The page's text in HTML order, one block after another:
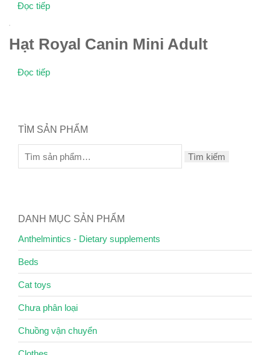
Đọc tiếp
Hạt Royal Canin Mini Adult
Đọc tiếp
TÌM SẢN PHẨM
Tìm kiếm
DANH MỤC SẢN PHẨM
Anthelmintics - Dietary supplements
Beds
Cat toys
Chưa phân loại
Chuồng vận chuyển